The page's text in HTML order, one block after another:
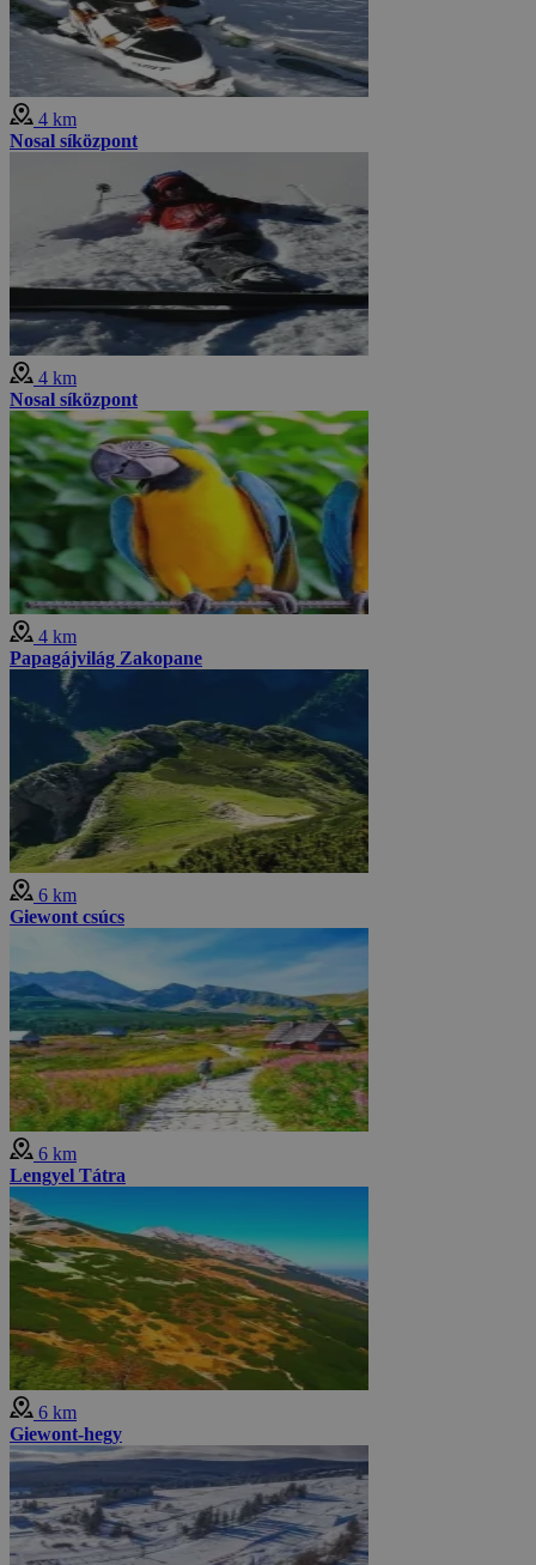
4 km
Nosal síközpont
4 km
Nosal síközpont
4 km
Papagájvilág Zakopane
6 km
Giewont csúcs
6 km
Lengyel Tátra
6 km
Giewont-hegy